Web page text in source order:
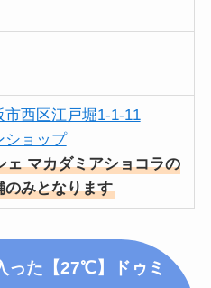
市西区江戸堀1-1-11
ショップ
マカダミアショコラの
のみとなります
った【27℃】ドゥミ